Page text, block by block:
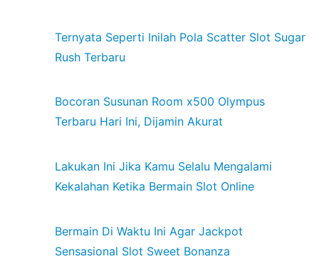
Ternyata Seperti Inilah Pola Scatter Slot Sugar
Rush Terbaru
Bocoran Susunan Room x500 Olympus
Terbaru Hari Ini, Dijamin Akurat
Lakukan Ini Jika Kamu Selalu Mengalami
Kekalahan Ketika Bermain Slot Online
Bermain Di Waktu Ini Agar Jackpot
Sensasional Slot Sweet Bonanza